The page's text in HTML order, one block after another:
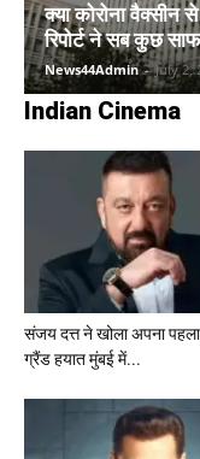
क्या कोरोना वैक्सीन
रिपोर्ट ने सब कुछ
News44Admin - July 2,
Indian Cinema
संजय दत्त ने खोला अपना पहला
ग्रैंड हयात मुंबई में...